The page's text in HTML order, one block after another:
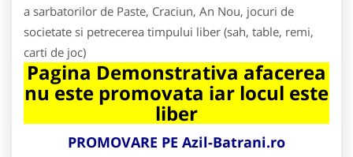
a sarbatorilor de Paste, Craciun, An Nou, jocuri de
societate si petrecerea timpului liber (sah, table, remi,
carti de joc)
Pagina Demonstrativa afacerea
nu este promovata iar locul este
liber
PROMOVARE PE Azil-Batrani.ro